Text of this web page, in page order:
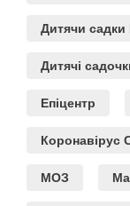
Дитячи садки
Дитячі
Епіцентр
Коронавірус
МОЗ